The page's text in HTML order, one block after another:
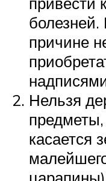
причине
Нельзя
касается